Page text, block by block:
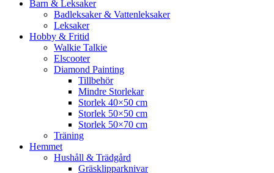
Barn & Leksaker
Badleksaker & Vattenleksaker
Leksaker
Hobby & Fritid
Walkie Talkie
Elscooter
Diamond Painting
Tillbehör
Mindre Storlekar
Storlek 40×50 cm
Storlek 50×50 cm
Storlek 50×70 cm
Träning
Hemmet
Hushåll & Trädgård
Gräsklipparknivar